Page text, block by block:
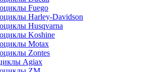
Fuego
Harley-Davidson
Husqvarna
Koshine
Motax
Zontes
Agiax